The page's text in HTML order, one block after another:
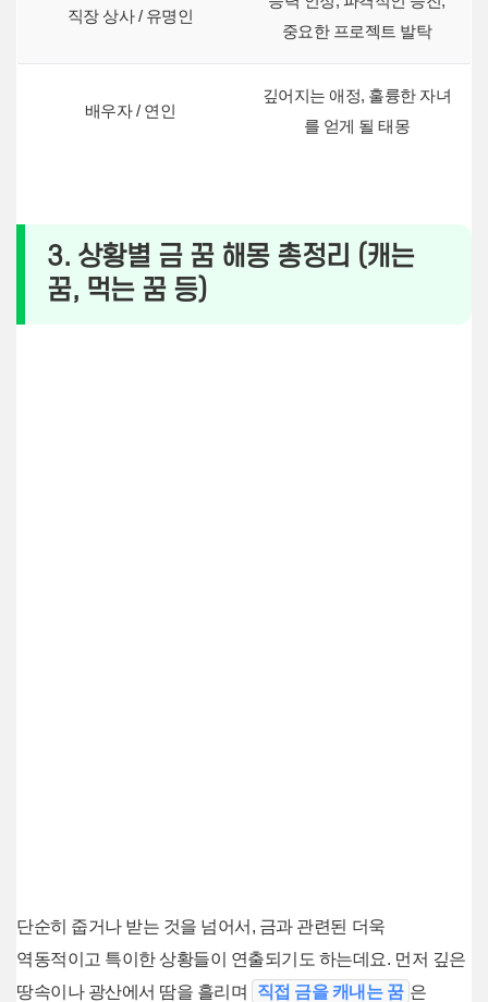
직장 상사 / 유명인
중요한 프로젝트 발탁
배우자 / 연인
깊어지는 애정, 훌륭한 자녀
를 얻게 될 태몽
3. 상황별 금 꿈 해몽 총정리 (캐는
꿈, 먹는 꿈 등)
단순히 줍거나 받는 것을 넘어서, 금과 관련된 더욱
역동적이고 특이한 상황들이 연출되기도 하는데요. 먼저 깊은
땅속이나 광산에서 땀을 흘리며
직접 금을 캐내는 꿈 은